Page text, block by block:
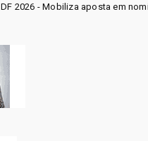
completa e mira eleger